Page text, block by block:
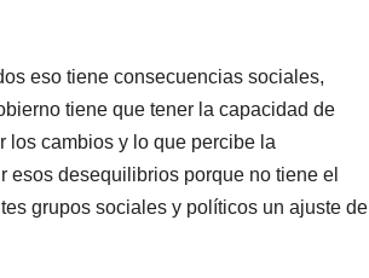
eso tiene consecuencias sociales,
tiene que tener la capacidad de
los cambios y lo que percibe la
desequilibrios porque no tiene el
grupos sociales y políticos un ajuste de